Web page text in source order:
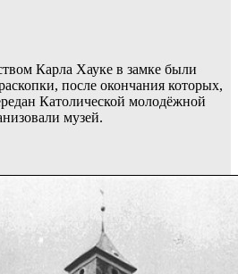
Карла Хауке в замке были
после окончания которых,
Католической молодёжной
музей.